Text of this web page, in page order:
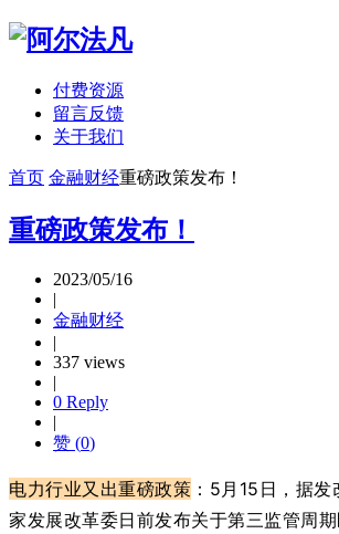
付费资源
留言反馈
关于我们
首页 金融财经重磅政策发布！
重磅政策发布！
2023/05/16
|
金融财经
|
337 views
|
0 Reply
|
赞 (0)
电力行业又出重磅政策 ：5月15日，据
家发展改革委日前发布关于第三监管周